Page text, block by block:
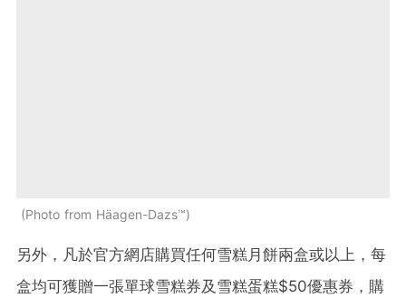
Photo from Häagen-Dazs™
另外，凡於官方網店購買任何雪糕月餅兩盒或以上，每
盒均可獲贈一張單球雪糕券及雪糕蛋糕$50優惠券，購